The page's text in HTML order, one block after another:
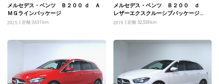
メルセデス・ベンツ Ｂ２００ ｄ Ａ
ＭＧラインパッケージ
2025 距離 3,631km
メルセデス・ベンツ Ｂ２００ ｄ
レザーエクスクルーシブパッケージ
レーダーセーフティーパッケージ ア
2019 距離 52,538km